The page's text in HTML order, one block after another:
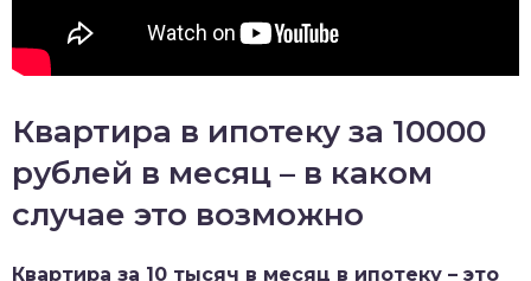
Квартира в ипотеку за 10000
рублей в месяц – в каком
случае это возможно
Квартира за 10 тысяч в месяц в ипотеку – это